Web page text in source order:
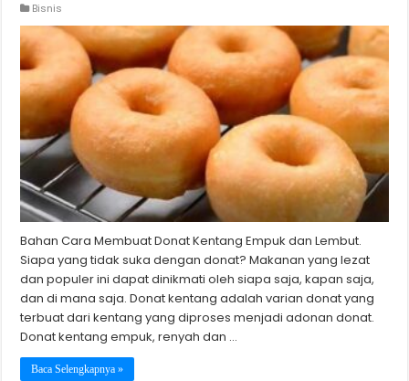
Bisnis
Bahan Cara Membuat Donat Kentang Empuk dan Lembut.
Siapa yang tidak suka dengan donat? Makanan yang lezat
dan populer ini dapat dinikmati oleh siapa saja, kapan saja,
dan di mana saja. Donat kentang adalah varian donat yang
terbuat dari kentang yang diproses menjadi adonan donat.
Donat kentang empuk, renyah dan …
Baca Selengkapnya »